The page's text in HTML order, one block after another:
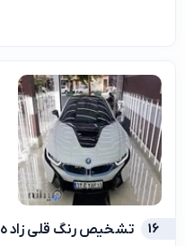
16 تشخیص رنگ قلی زاده